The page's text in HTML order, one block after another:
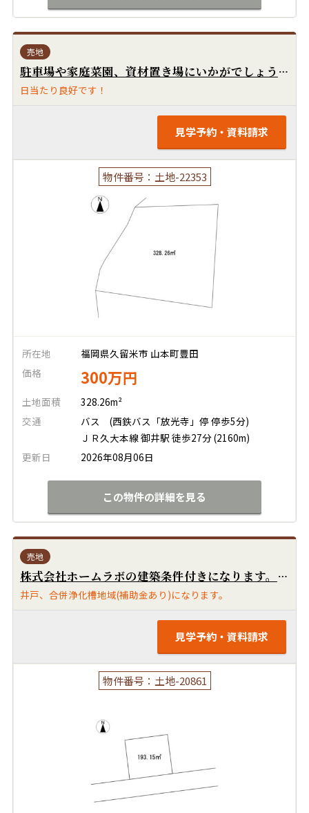
売地
駐車場や家庭菜園、資材置き場にいかがでしょうか！(既存宅地ですが、土砂災害特別警戒区域のため建築は非常に難しいです) 県道151号線(うきは草野久留米線)から山側に曲がってすぐの場所です！ 北側は柿畑、南側は駐車場、道路を挟んだ西側は公民館(神社)で閑静です！前面道路はほぼ4mです！(一部3.7m部分あり)
日当たり良好です！
見学予約・資料請求
物件番号：土地-22353
所在地
福岡県久留米市 山本町豊田
価格
300万円
土地面積
328.26m²
交通
バス
(西鉄バス「放光寺」停 停歩5分)
ＪＲ久大本線 御井駅 徒歩27分 (2160m)
更新日
2026年08月06日
この物件の詳細を見る
売地
株式会社ホームラボの建築条件付きになります。20区画の新規分譲地内です！閑静な住宅街です！田主丸小学校まで徒歩1kmです！南6m道路で陽当たり良好です！
井戸、合併浄化槽地域(補助金あり)になります。
見学予約・資料請求
物件番号：土地-20861